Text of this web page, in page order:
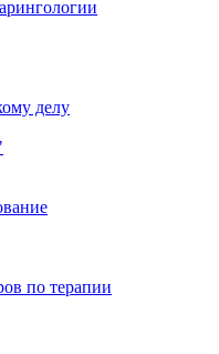
делу
по терапии